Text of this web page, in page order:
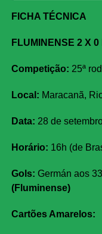
FICHA TÉCNICA
FLUMINENSE 2 X 0
Competição: 25ª
Local: Maracanã,
Data: 28 de
Horário: 16h (de
Gols: Germán aos
(Fluminense)
Cartões Amarelos: